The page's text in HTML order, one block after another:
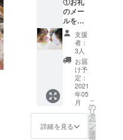
は、 な
し、と
ご入力
くださ
い） ★
日時 4
月11日
（日）
21：30
～22：
ライン
Mを使
児に関
する基
礎知
識、当
団体の
双子マ
マであ
り専門
職（保
育士な
ど）の
立場か
らのコ
メン
小サイ
ズ） ※
備考欄
に記載
する個
人のお
名前を
ご記入
くださ
い（企
業名、
団体名
等は不
可）
のメー
ルをお
送りい
たしま
す。②
ご希望
の方の
み、お
名前を
関東多
胎ネッ
トの
ウェブ
サイト
支援
者：
3人
お届
け予
定：
2021
年05
月
詳細を見る
こ
の
リ
タ
ー
ン
を
選